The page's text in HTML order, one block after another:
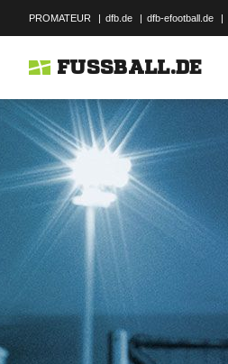
PROMATEUR | dfb.de | dfb-efootball.de |
FUSSBALL.DE